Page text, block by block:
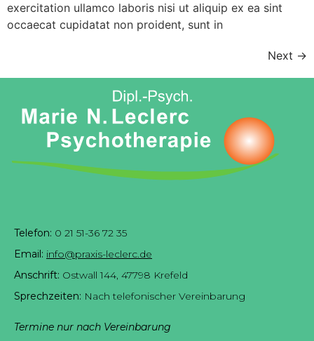
exercitation ullamco laboris nisi ut aliquip ex ea sint
occaecat cupidatat non proident, sunt in
Next →
Telefon: 0 21 51-36 72 35
Email: info@praxis-leclerc.de
Anschrift: Ostwall 144, 47798 Krefeld
Sprechzeiten: Nach telefonischer Vereinbarung
Termine nur nach Vereinbarung